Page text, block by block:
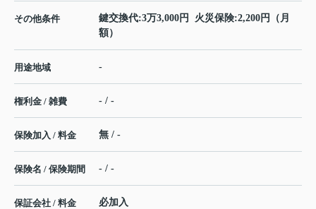
その他条件
鍵交換代:3万3,000円 火災保険:2,200円（月
額）
用途地域 -
権利金 / 雑費 - / -
保険加入 / 料金 無 / -
保険名 / 保険期間 - / -
保証会社 / 料金
必加入